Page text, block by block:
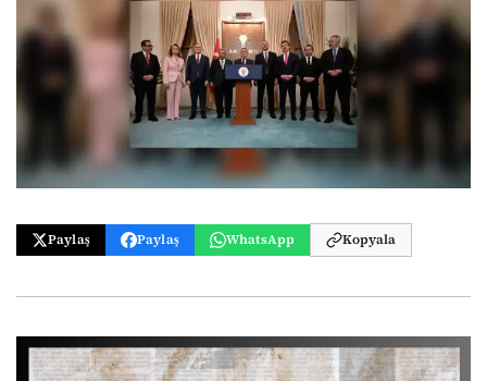
Paylaş Paylaş WhatsApp Kopyala